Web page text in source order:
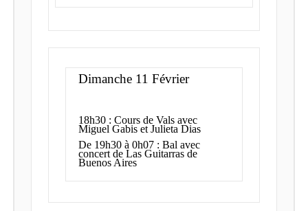
Dimanche 11 Février
18h30 : Cours de Vals avec
Miguel Gabis et Julieta Dias
De 19h30 à 0h07 : Bal avec
concert de Las Guitarras de
Buenos Aires